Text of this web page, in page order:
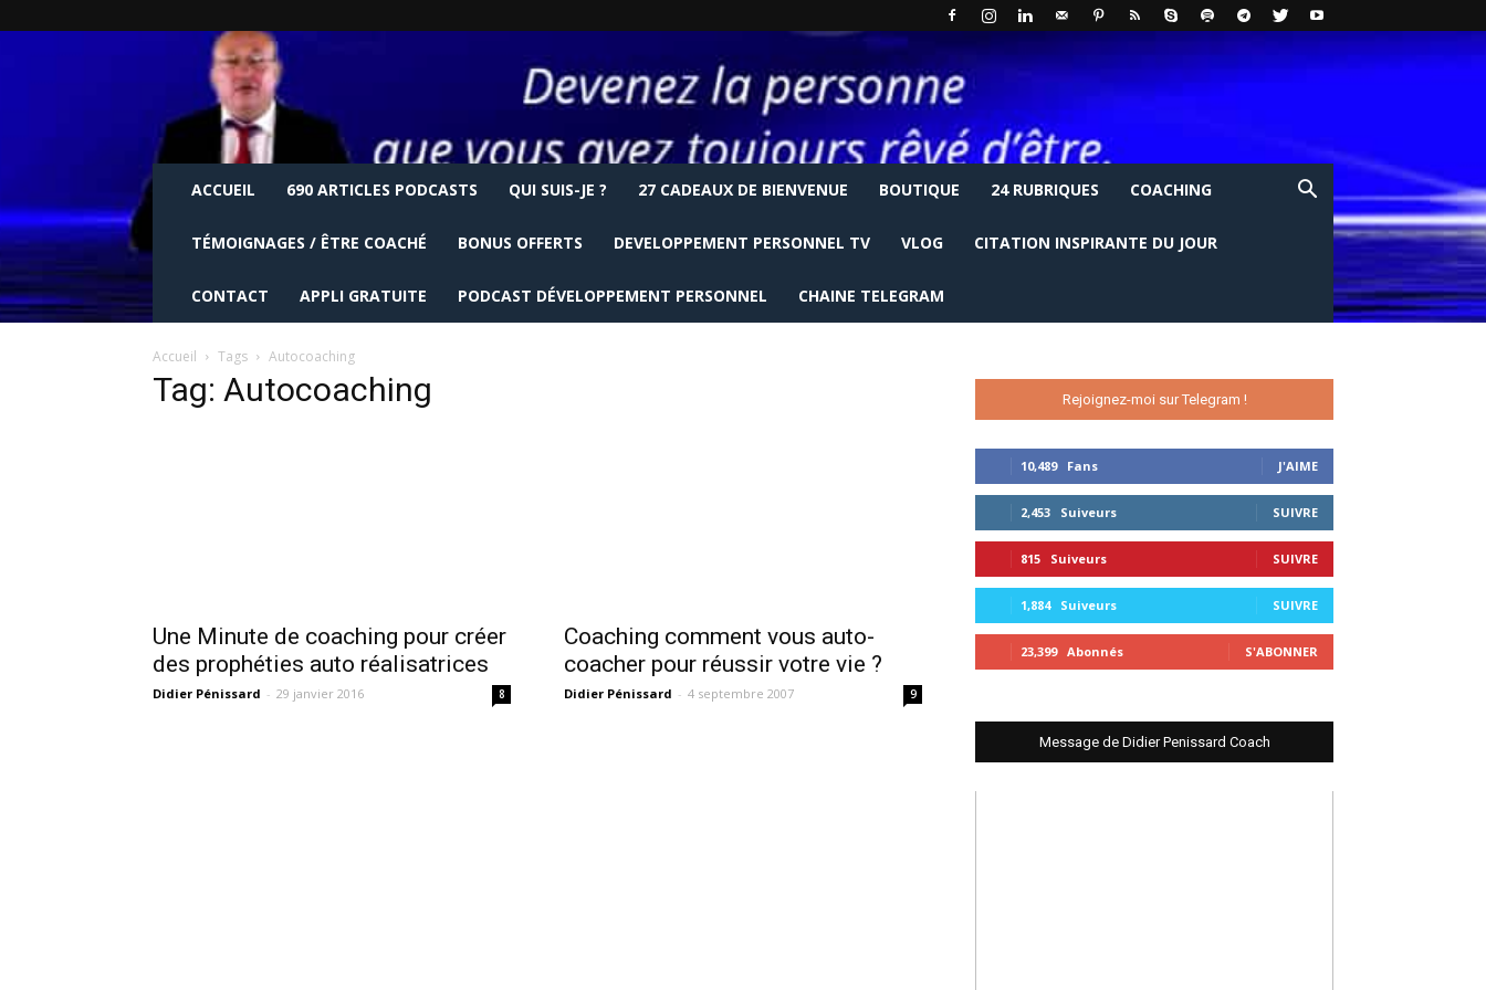
ACCUEIL 690 ARTICLES PODCASTS QUI SUIS-JE ? 27 CADEAUX DE BIENVENUE BOUTIQUE 24 RUBRIQUES COACHING
TÉMOIGNAGES / ÊTRE COACHÉ BONUS OFFERTS DEVELOPPEMENT PERSONNEL TV VLOG CITATION INSPIRANTE DU JOUR
CONTACT APPLI GRATUITE PODCAST DÉVELOPPEMENT PERSONNEL CHAINE TELEGRAM
Accueil Tags Autocoaching
Tag: Autocoaching
Une Minute de coaching pour créer
des prophéties auto réalisatrices
Didier Pénissard - 29 janvier 2016 8
Coaching comment vous auto-
coacher pour réussir votre vie ?
Didier Pénissard - 4 septembre 2007 9
Rejoignez-moi sur Telegram !
10,489 Fans J'AIME
2,453 Suiveurs SUIVRE
815 Suiveurs SUIVRE
1,884 Suiveurs SUIVRE
23,399 Abonnés S'ABONNER
Message de Didier Penissard Coach